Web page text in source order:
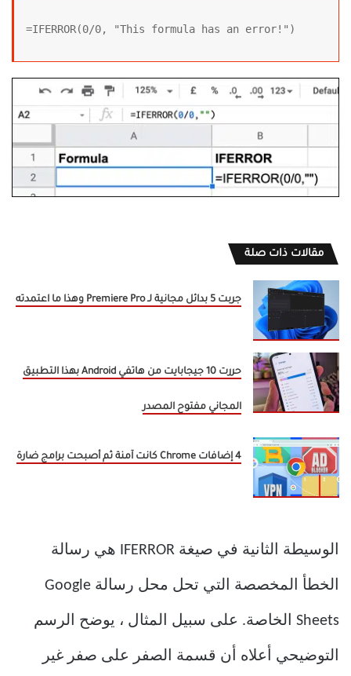
=IFERROR(0/0, "This formula has an error!")
مقالات ذات صلة
جربت 5 بدائل مجانية لـ Premiere Pro وهذا ما اعتمدته
حررت 10 جيجابايت من هاتفي Android بهذا التطبيق
المجاني مفتوح المصدر
4 إضافات Chrome كانت آمنة ثم أصبحت برامج ضارة
الوسيطة الثانية في صيغة IFERROR هي رسالة
الخطأ المخصصة التي تحل محل رسالة Google
Sheets الخاصة. على سبيل المثال ، يوضح الرسم
التوضيحي أعلاه أن قسمة الصفر على صفر غير